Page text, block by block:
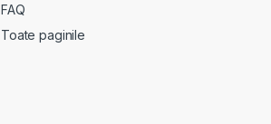
FAQ
Toate paginile